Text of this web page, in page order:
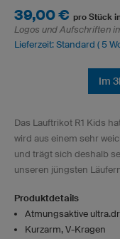
39,00 € pro Stück
Logos und Aufschriften
Lieferzeit: Standard ( 5
Im
Das Lauftrikot R1 Kids
wird aus einem sehr
und trägt sich deshalb
unseren jüngsten
Produktdetails
Atmungsaktive
Kurzarm, V-Kragen